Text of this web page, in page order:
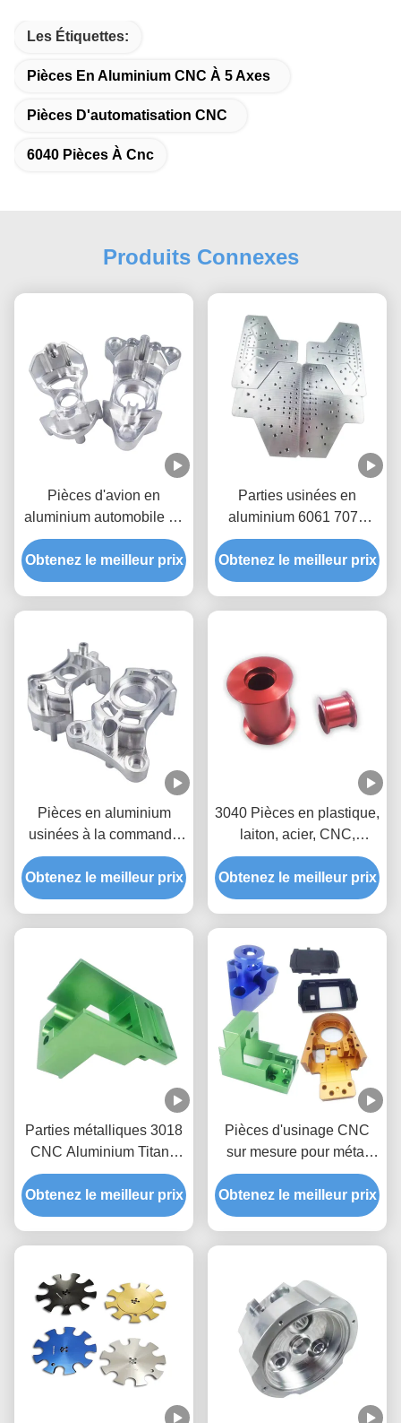
Les Étiquettes:
Pièces En Aluminium CNC À 5 Axes
Pièces D'automatisation CNC
6040 Pièces À Cnc
Produits Connexes
Pièces d'avion en
aluminium automobile en
acier inoxydable au
cuivre
Obtenez le meilleur prix
Parties usinées en
aluminium 6061 7075
Parties usinées en
aluminium CNC
tournantes
Obtenez le meilleur prix
Pièces en aluminium
usinées à la commande
numérique 6061 7075
Pièces en alliage
d'aluminium
Obtenez le meilleur prix
3040 Pièces en plastique,
laiton, acier, CNC,
aluminium Service de
fraisage 3 axes 4 axes 5
axes
Obtenez le meilleur prix
Parties métalliques 3018
CNC Aluminium Titane
Parties de traitement
CNC Fabricant
Obtenez le meilleur prix
Pièces d'usinage CNC
sur mesure pour métal
Pièces d'usinage CNC
pour aluminium
Obtenez le meilleur prix